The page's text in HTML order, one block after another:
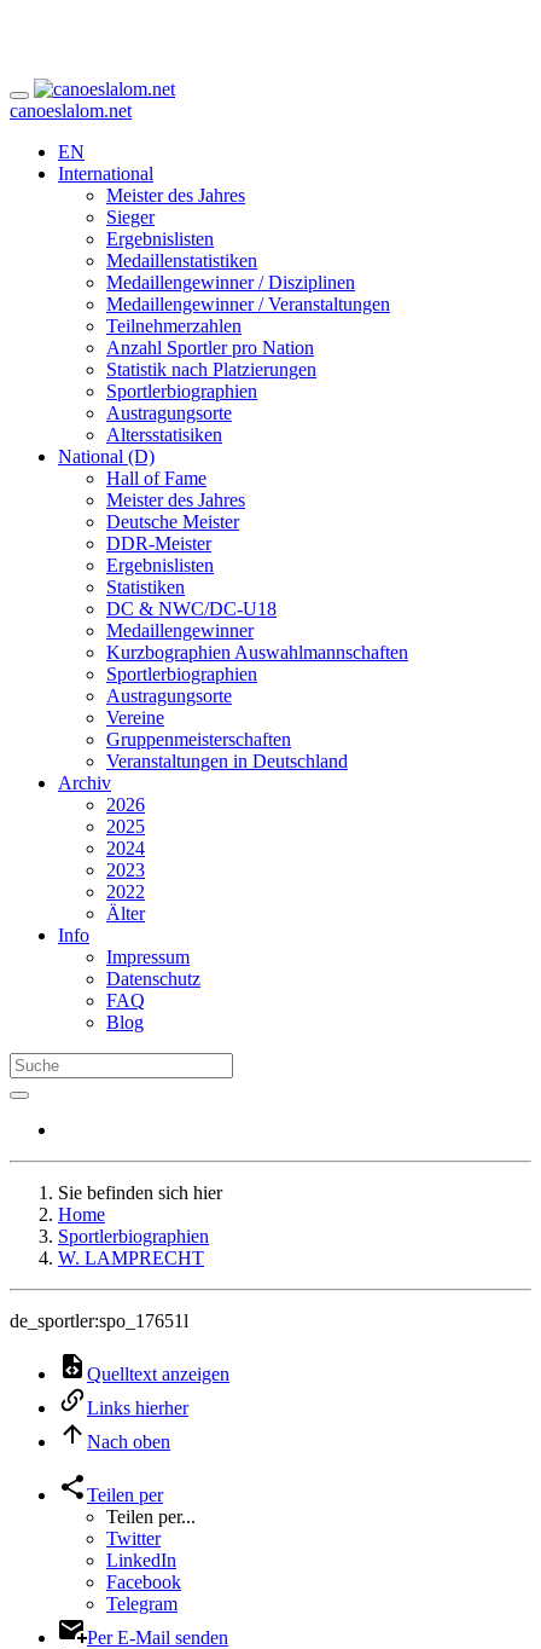
canoeslalom.net
EN
International
Meister des Jahres
Sieger
Ergebnislisten
Medaillenstatistiken
Medaillengewinner / Disziplinen
Medaillengewinner / Veranstaltungen
Teilnehmerzahlen
Anzahl Sportler pro Nation
Statistik nach Platzierungen
Sportlerbiographien
Austragungsorte
Altersstatisiken
National (D)
Hall of Fame
Meister des Jahres
Deutsche Meister
DDR-Meister
Ergebnislisten
Statistiken
DC & NWC/DC-U18
Medaillengewinner
Kurzbographien Auswahlmannschaften
Sportlerbiographien
Austragungsorte
Vereine
Gruppenmeisterschaften
Veranstaltungen in Deutschland
Archiv
2026
2025
2024
2023
2022
Älter
Info
Impressum
Datenschutz
FAQ
Blog
Sie befinden sich hier
Home
Sportlerbiographien
W. LAMPRECHT
de_sportler:spo_17651l
Quelltext anzeigen
Links hierher
Nach oben
Teilen per
Teilen per...
Twitter
LinkedIn
Facebook
Telegram
Per E-Mail senden